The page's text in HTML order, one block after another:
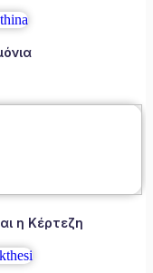
η Κέρτεζη